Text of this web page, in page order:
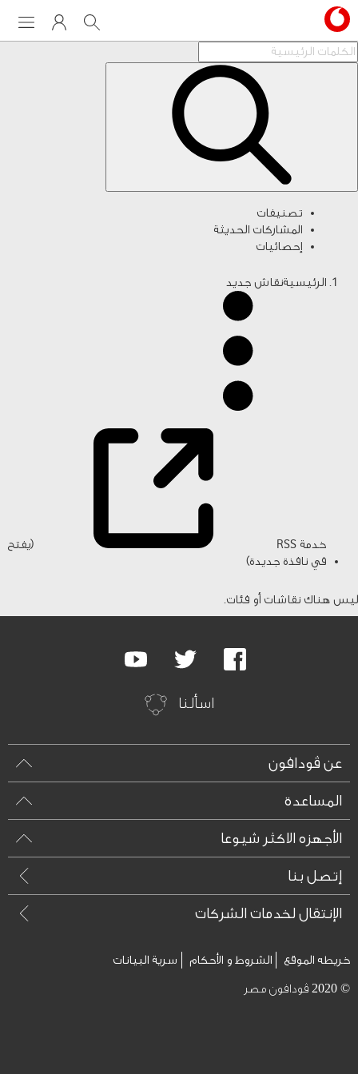
My VodafoneSearch
تصنيفات
المشاركات الحديثة
إحصائيات
الرئيسيةنقاش جديد
خدمة RSS
(يفتح
في نافذة جديدة)
ليس هناك نقاشات أو فئات.
Facebook
Twitter
Youtube
اسألنا
عن ڤودافون
المساعدة
الأجهزه الاكثر شيوعا
إتصل بنا
الإنتقال لخدمات الشركات
خريطه الموقع الشروط و الأحكام سرية البيانات
© 2020 ڤودافون مصر